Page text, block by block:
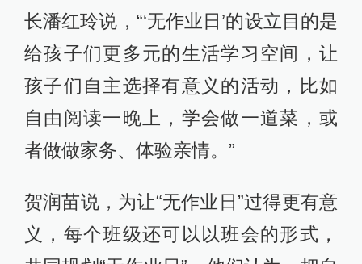
长潘红玲说，“‘无作业日’的设立目的是
给孩子们更多元的生活学习空间，让
孩子们自主选择有意义的活动，比如
自由阅读一晚上，学会做一道菜，或
者做做家务、体验亲情。”
贺润苗说，为让“无作业日”过得更有意
义，每个班级还可以以班会的形式，